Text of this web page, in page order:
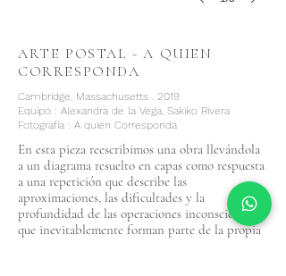
ARTE POSTAL - A QUIEN
CORRESPONDA
Cambridge, Massachusetts . 2019
Equipo : Alexandra de la Vega, Sakiko Rivera
Fotografía : A quien Corresponda
En esta pieza reescribimos una obra llevándola
a un diagrama resuelto en capas como respuesta
a una repetición que describe las
aproximaciones, las dificultades y la
profundidad de las operaciones inconscientes
que inevitablemente forman parte de la propia